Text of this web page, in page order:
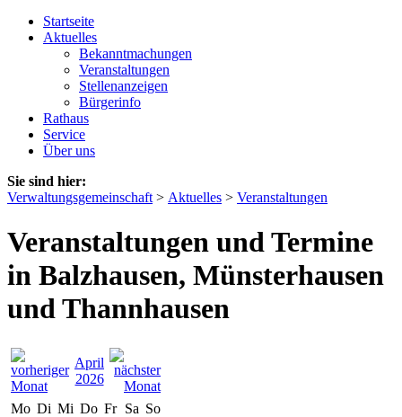
Startseite
Aktuelles
Bekanntmachungen
Veranstaltungen
Stellenanzeigen
Bürgerinfo
Rathaus
Service
Über uns
Sie sind hier:
Verwaltungsgemeinschaft > Aktuelles > Veranstaltungen
Veranstaltungen und Termine
in Balzhausen, Münsterhausen
und Thannhausen
April
2026
Mo Di Mi Do Fr Sa So